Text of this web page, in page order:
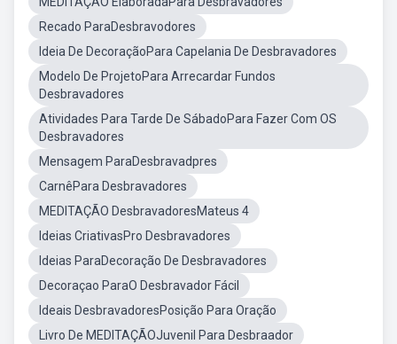
Recado ParaDesbravodores
Ideia De DecoraçãoPara Capelania De Desbravadores
Modelo De ProjetoPara Arrecardar Fundos
Desbravadores
Atividades Para Tarde De SábadoPara Fazer Com OS
Desbravadores
Mensagem ParaDesbravadpres
CarnêPara Desbravadores
MEDITAÇÃO DesbravadoresMateus 4
Ideias CriativasPro Desbravadores
Ideias ParaDecoração De Desbravadores
Decoraçao ParaO Desbravador Fácil
Ideais DesbravadoresPosição Para Oração
Livro De MEDITAÇÃOJuvenil Para Desbraador